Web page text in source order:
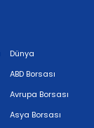
Dünya
ABD Borsası
Avrupa Borsası
Asya Borsası